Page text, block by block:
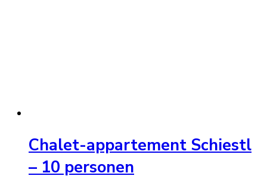
Chalet-appartement Schiestl
– 10 personen